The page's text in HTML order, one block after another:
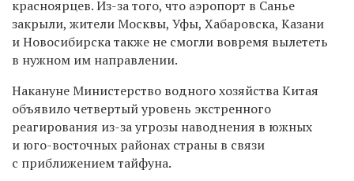
красноярцев. Из-за того, что аэропорт в Санье
закрыли, жители Москвы, Уфы, Хабаровска, Казани
и Новосибирска также не смогли вовремя вылететь
в нужном им направлении.
Накануне Министерство водного хозяйства Китая
объявило четвертый уровень экстренного
реагирования из-за угрозы наводнения в южных
и юго-восточных районах страны в связи
с приближением тайфуна.